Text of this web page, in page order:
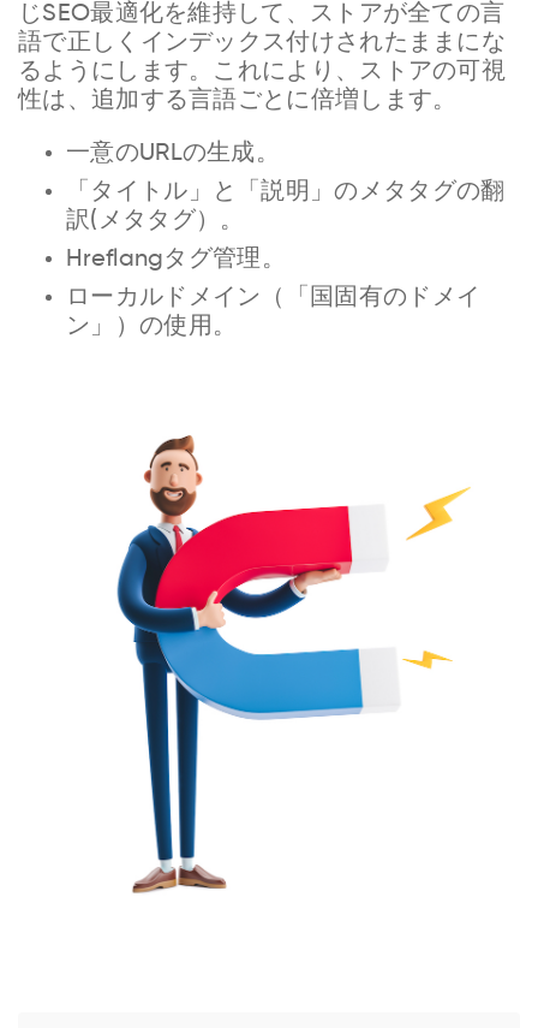
じSEO最適化を維持して、ストアが全ての言
語で正しくインデックス付けされたままにな
るようにします。これにより、ストアの可視
性は、追加する言語ごとに倍増します。
一意のURLの生成。
「タイトル」と「説明」のメタタグの翻
訳(メタタグ）。
Hreflangタグ管理。
ローカルドメイン（「国固有のドメイ
ン」）の使用。